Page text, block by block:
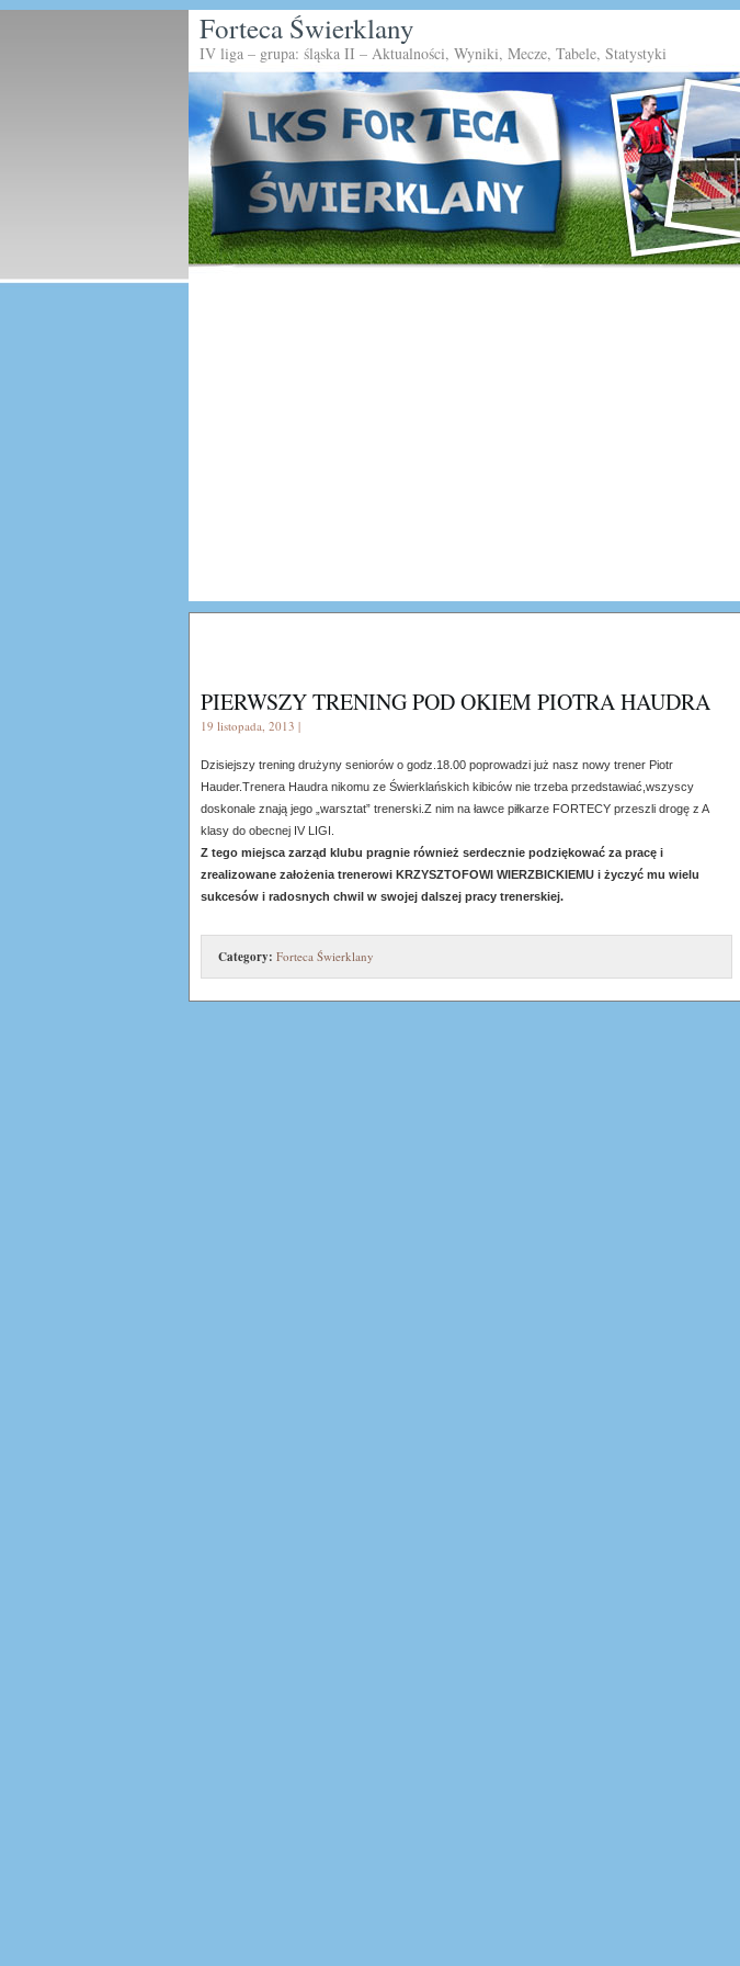
Forteca Świerklany
IV liga – grupa: śląska II – Aktualności, Wyniki, Mecze, Tabele, Statystyki
PIERWSZY TRENING POD OKIEM PIOTRA HAUDRA
19 listopada, 2013 |
Dzisiejszy trening drużyny seniorów o godz.18.00 poprowadzi już nasz nowy trener Piotr
Hauder.Trenera Haudra nikomu ze Świerklańskich kibiców nie trzeba przedstawiać,wszyscy
doskonale znają jego „warsztat” trenerski.Z nim na ławce piłkarze FORTECY przeszli drogę z A
klasy do obecnej IV LIGI.
Z tego miejsca zarząd klubu pragnie również serdecznie podziękować za pracę i
zrealizowane założenia trenerowi KRZYSZTOFOWI WIERZBICKIEMU i życzyć mu wielu
sukcesów i radosnych chwil w swojej dalszej pracy trenerskiej.
Category: Forteca Świerklany